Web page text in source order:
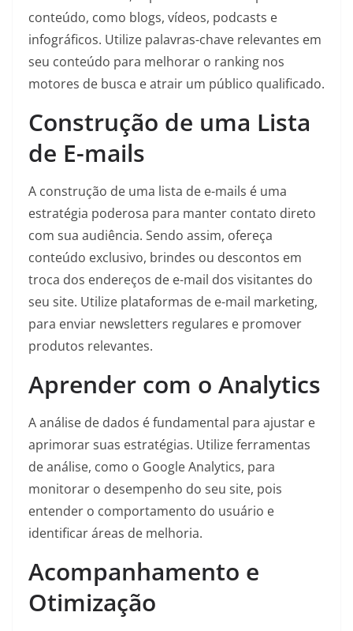
conteúdo, como blogs, vídeos, podcasts e
infográficos. Utilize palavras-chave relevantes em
seu conteúdo para melhorar o ranking nos
motores de busca e atrair um público qualificado.
Construção de uma Lista
de E-mails
A construção de uma lista de e-mails é uma
estratégia poderosa para manter contato direto
com sua audiência. Sendo assim, ofereça
conteúdo exclusivo, brindes ou descontos em
troca dos endereços de e-mail dos visitantes do
seu site. Utilize plataformas de e-mail marketing,
para enviar newsletters regulares e promover
produtos relevantes.
Aprender com o Analytics
A análise de dados é fundamental para ajustar e
aprimorar suas estratégias. Utilize ferramentas
de análise, como o Google Analytics, para
monitorar o desempenho do seu site, pois
entender o comportamento do usuário e
identificar áreas de melhoria.
Acompanhamento e
Otimização